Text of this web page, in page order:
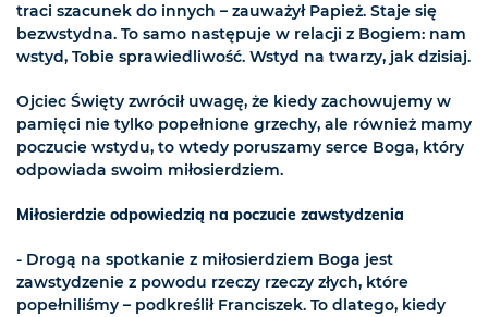
traci szacunek do innych – zauważył Papież. Staje się
bezwstydna. To samo następuje w relacji z Bogiem: nam
wstyd, Tobie sprawiedliwość. Wstyd na twarzy, jak dzisiaj.
Ojciec Święty zwrócił uwagę, że kiedy zachowujemy w
pamięci nie tylko popełnione grzechy, ale również mamy
poczucie wstydu, to wtedy poruszamy serce Boga, który
odpowiada swoim miłosierdziem.
Miłosierdzie odpowiedzią na poczucie zawstydzenia
- Drogą na spotkanie z miłosierdziem Boga jest
zawstydzenie z powodu rzeczy rzeczy złych, które
popełniliśmy – podkreślił Franciszek. To dlatego, kiedy